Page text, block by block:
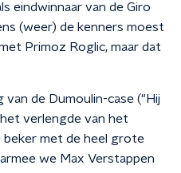
eindwinnaar van de Giro
(weer) de kenners moest
Primoz Roglic, maar dat
de Dumoulin-case ("Hij
verlengde van het
beker met de heel grote
we Max Verstappen